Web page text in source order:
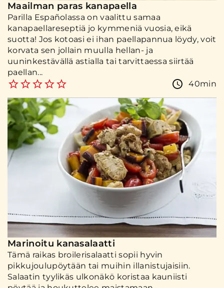
Maailman paras kanapaella
Parilla Españolassa on vaalittu samaa
kanapaellareseptiä jo kymmeniä vuosia, eikä
suotta! Jos kotoasi ei ihan paellapannua löydy, voit
korvata sen jollain muulla hellan- ja
uuninkestävällä astialla tai tarvittaessa siirtää
paellan...
40min
Marinoitu kanasalaatti
Tämä raikas broilerisalaatti sopii hyvin
pikkujoulupöytään tai muihin illanistujaisiin.
Salaatin tyylikäs ulkonäkö koristaa kauniisti